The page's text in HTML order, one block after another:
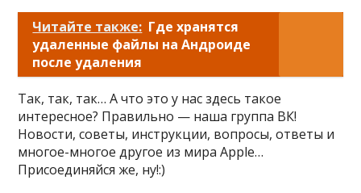
Читайте также: Где хранятся
удаленные файлы на Андроиде
после удаления
Так, так, так… А что это у нас здесь такое
интересное? Правильно — наша группа ВК!
Новости, советы, инструкции, вопросы, ответы и
многое-многое другое из мира Apple…
Присоединяйся же, ну!:)